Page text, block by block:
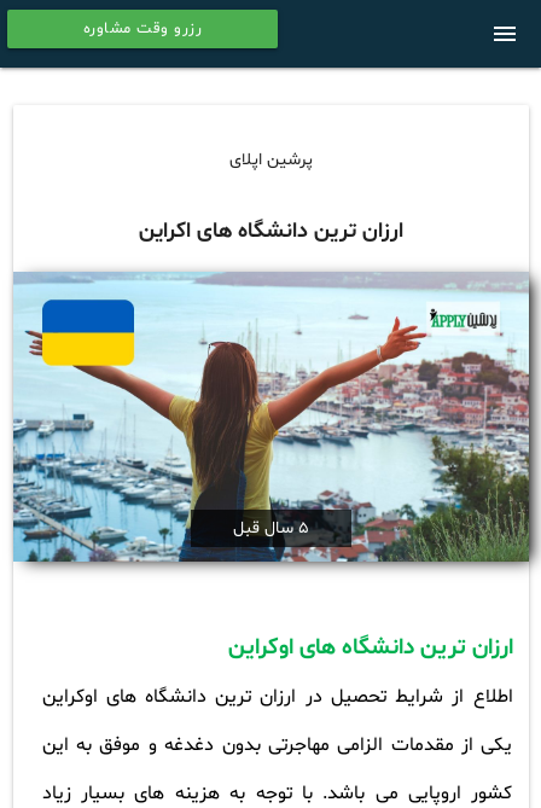
رزرو وقت مشاوره menu
پرشین اپلای
ارزان ترین دانشگاه های اکراین
5 سال قبل
ارزان ترین دانشگاه های اوکراین
اطلاع از شرایط تحصیل در ارزان ترین دانشگاه های اوکراین
یکی از مقدمات الزامی مهاجرتی بدون دغدغه و موفق به این
کشور اروپایی می باشد. با توجه به هزینه های بسیار زیاد